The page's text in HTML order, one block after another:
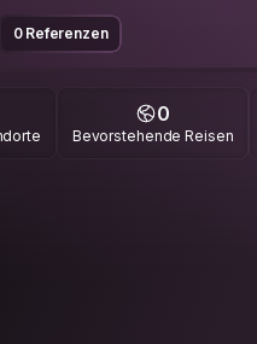
0 Referenzen
0
Bevorstehende Reisen